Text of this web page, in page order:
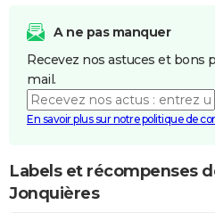
A ne pas manquer
Recevez nos astuces et bons
mail.
En savoir plus sur notre politique de
Labels et récompenses
Jonquières